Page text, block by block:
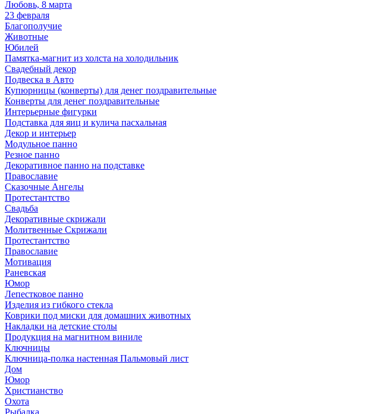
Любовь, 8 марта
23 февраля
Благополучие
Животные
Юбилей
Памятка-магнит из холста на холодильник
Свадебный декор
Подвеска в Авто
Купюрницы (конверты) для денег поздравительные
Конверты для денег поздравительные
Интерьерные фигурки
Подставка для яиц и кулича пасхальная
Декор и интерьер
Модульное панно
Резное панно
Декоративное панно на подставке
Православие
Сказочные Ангелы
Протестантство
Свадьба
Декоративные скрижали
Молитвенные Скрижали
Протестантство
Православие
Мотивация
Раневская
Юмор
Лепестковое панно
Изделия из гибкого стекла
Коврики под миски для домашних животных
Накладки на детские столы
Продукция на магнитном виниле
Ключницы
Ключница-полка настенная Пальмовый лист
Дом
Юмор
Христианство
Охота
Рыбалка